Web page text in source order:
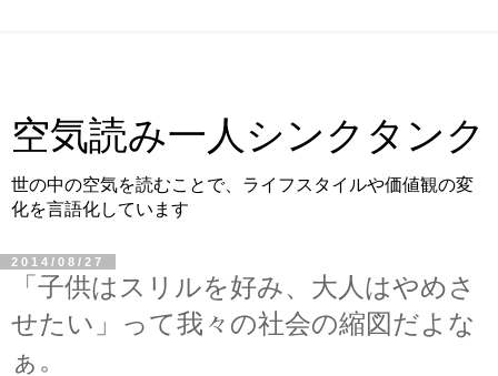
空気読み一人シンクタンク
世の中の空気を読むことで、ライフスタイルや価値観の変
化を言語化しています
2014/08/27
「子供はスリルを好み、大人はやめさ
せたい」って我々の社会の縮図だよな
ぁ。